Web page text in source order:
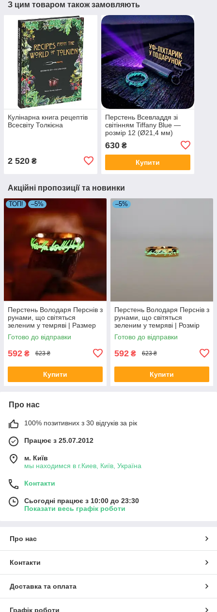
З цим товаром також замовляють
Кулінарна книга рецептів
Всесвіту Толкієна
2 520 ₴
Перстень Всевладдя зі
світінням Tiffany Blue —
розмір 12 (Ø21,4 мм)
630₴
Купити
Акційні пропозиції та новинки
ТОП! –5%
Перстень Володаря Перснів з
рунами, що світяться
зеленим у темряві | Размер
10, Ø20 мм
Готово до відправки
592 ₴ 623 ₴
Купити
–5%
Перстень Володаря Перснів з
рунами, що світяться
зеленим у темряві | Розмір
11, Ø20,5 мм
Готово до відправки
592 ₴ 623 ₴
Купити
Про нас
100% позитивних з 30 відгуків за рік
Працює з 25.07.2012
м. Київ
мы находимся в г.Киев, Київ, Україна
Контакти
Сьогодні працює з 10:00 до 23:30
Показати весь графік роботи
Про нас
Контакти
Доставка та оплата
Графік роботи